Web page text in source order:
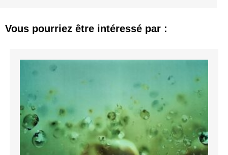
Vous pourriez être intéressé par :